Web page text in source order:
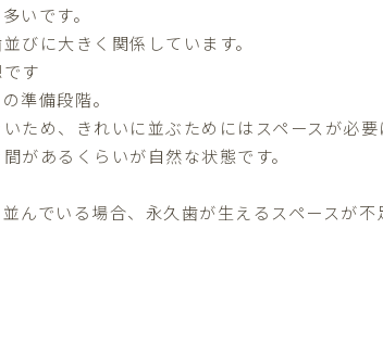
いです。
びに大きく関係しています。
す
準備段階。
ため、きれいに並ぶためにはスペースが必要
があるくらいが自然な状態です。
んでいる場合、永久歯が生えるスペースが不